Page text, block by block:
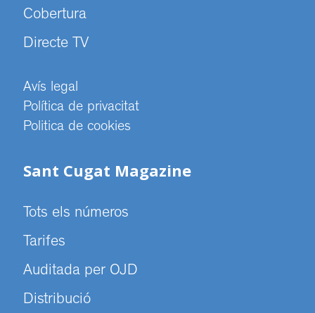
Cobertura
Directe TV
Avís legal
Política de privacitat
Politica de cookies
Sant Cugat Magazine
Tots els números
Tarifes
Auditada per OJD
Distribució